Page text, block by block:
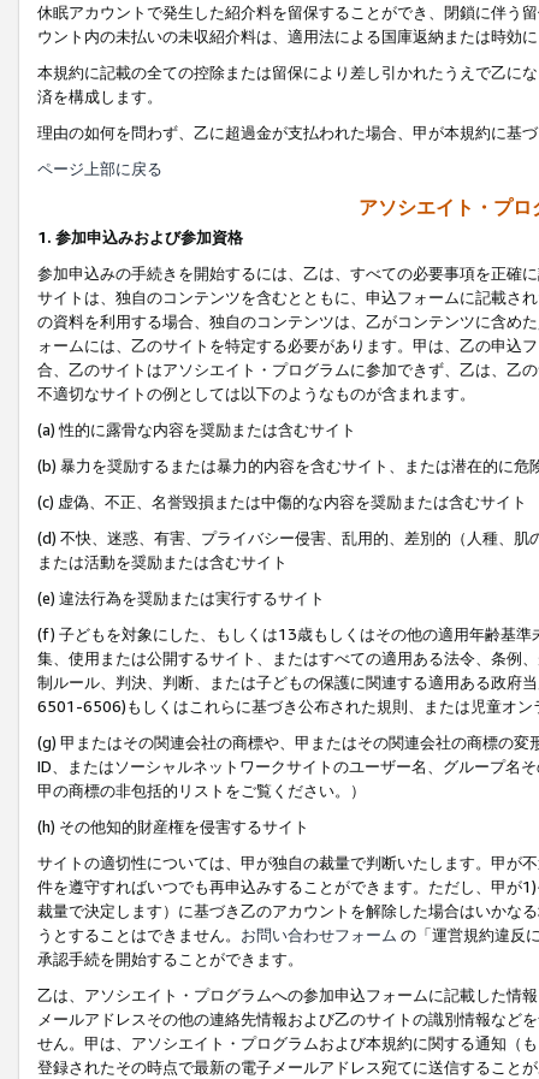
休眠アカウントで発生した紹介料を留保することができ、閉鎖に伴う
ウント内の未払いの未収紹介料は、適用法による国庫返納または時効
本規約に記載の全ての控除または留保により差し引かれたうえで乙に
済を構成します。
理由の如何を問わず、乙に超過金が支払われた場合、甲が本規約に基
ページ上部に戻る
アソシエイト・プ
1. 参加申込みおよび参加資格
参加申込みの手続きを開始するには、乙は、すべての必要事項を正確
サイトは、独自のコンテンツを含むとともに、申込フォームに記載さ
の資料を利用する場合、独自のコンテンツは、乙がコンテンツに含め
ォームには、乙のサイトを特定する必要があります。甲は、乙の申込
合、乙のサイトはアソシエイト・プログラムに参加できず、乙は、乙
不適切なサイトの例としては以下のようなものが含まれます。
(a) 性的に露骨な内容を奨励または含むサイト
(b) 暴力を奨励するまたは暴力的内容を含むサイト、または潜在的に
(c) 虚偽、不正、名誉毀損または中傷的な内容を奨励または含むサイト
(d) 不快、迷惑、有害、プライバシー侵害、乱用的、差別的（人種、
または活動を奨励または含むサイト
(e) 違法行為を奨励または実行するサイト
(f) 子どもを対象にした、もしくは13歳もしくはその他の適用年齢基
集、使用または公開するサイト、またはすべての適用ある法令、条例
制ルール、判決、判断、または子どもの保護に関連する適用ある政府
6501-6506)もしくはこれらに基づき公布された規則、または児童オン
(g) 甲またはその関連会社の商標や、甲またはその関連会社の商標の
ID、またはソーシャルネットワークサイトのユーザー名、グループ名
甲の商標の非包括的リストをご覧ください。）
(h) その他知的財産権を侵害するサイト
サイトの適切性については、甲が独自の裁量で判断いたします。甲が
件を遵守すればいつでも再申込みすることができます。ただし、甲が
裁量で決定します）に基づき乙のアカウントを解除した場合はいかな
うとすることはできません。 お問い合わせフォーム の「運営規約違反
承認手続を開始することができます。
乙は、アソシエイト・プログラムへの参加申込フォームに記載した情
メールアドレスその他の連絡先情報および乙のサイトの識別情報など
せん。甲は、アソシエイト・プログラムおよび本規約に関する通知（
登録されたその時点で最新の電子メールアドレス宛てに送信すること